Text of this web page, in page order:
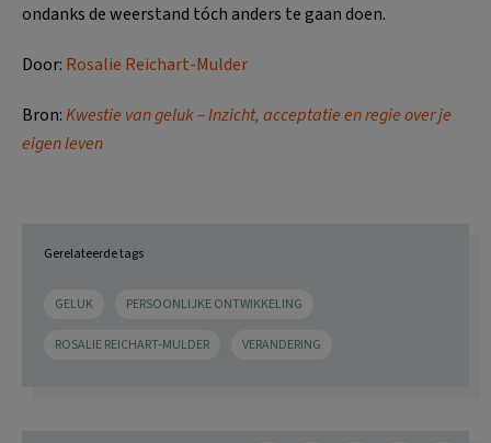
ondanks de weerstand tóch anders te gaan doen.
Door: Rosalie Reichart-Mulder
Bron:Kwestie van geluk – Inzicht, acceptatie en regie over je
eigen leven
Gerelateerde tags
GELUK PERSOONLIJKE ONTWIKKELING
ROSALIE REICHART-MULDER VERANDERING